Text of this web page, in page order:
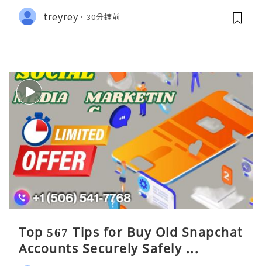
treyrey 30分鐘前
Top 567 Tips for Buy Old Snapchat
Accounts Securely Safely ...